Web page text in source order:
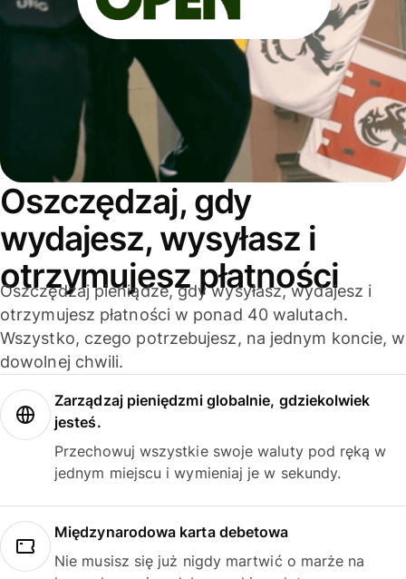
Oszczędzaj, gdy
wydajesz, wysyłasz i
otrzymujesz płatności
Oszczędzaj pieniądze, gdy wysyłasz, wydajesz i
otrzymujesz płatności w ponad 40 walutach.
Wszystko, czego potrzebujesz, na jednym koncie, w
dowolnej chwili.
Zarządzaj pieniędzmi globalnie, gdziekolwiek
jesteś.
Przechowuj wszystkie swoje waluty pod ręką w
jednym miejscu i wymieniaj je w sekundy.
Międzynarodowa karta debetowa
Nie musisz się już nigdy martwić o marże na